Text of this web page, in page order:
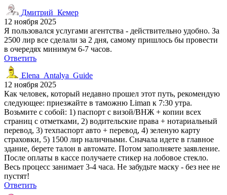
Дмитрий_Кемер
12 ноября 2025
Я пользовался услугами агентства - действительно удобно. За
2500 лир все сделали за 2 дня, самому пришлось бы провести
в очередях минимум 6-7 часов.
Ответить
Elena_Antalya_Guide
12 ноября 2025
Как человек, который недавно прошел этот путь, рекомендую
следующее: приезжайте в таможню Liman к 7:30 утра.
Возьмите с собой: 1) паспорт с визой/ВНЖ + копии всех
страниц с отметками, 2) водительские права + нотариальный
перевод, 3) техпаспорт авто + перевод, 4) зеленую карту
страховки, 5) 1500 лир наличными. Сначала идете в главное
здание, берете талон в автомате. Потом заполняете заявление.
После оплаты в кассе получаете стикер на лобовое стекло.
Весь процесс занимает 3-4 часа. Не забудьте маску - без нее не
пустят!
Ответить